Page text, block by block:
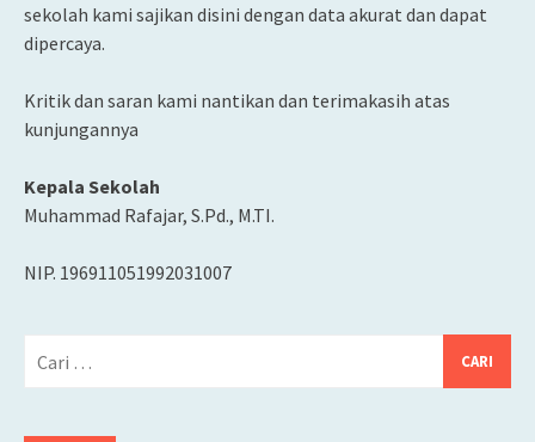
sekolah kami sajikan disini dengan data akurat dan dapat
dipercaya.
Kritik dan saran kami nantikan dan terimakasih atas
kunjungannya
Kepala Sekolah
Muhammad Rafajar, S.Pd., M.TI.
NIP. 196911051992031007